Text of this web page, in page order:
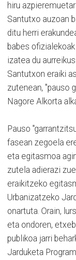
hiru
Santutxo auzoan
ditu herri
babes
izatea du
Santutxon eraiki
zutenean, "pauso
Nagore Alkorta
Pauso
fasean zegoela
eta egitasmoa
zutela adierazi
eraikitzeko
Urbanizatzeko
onartuta. Orain,
eta ondoren,
publikoa jarri
Jarduketa